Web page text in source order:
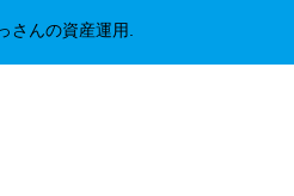
さんの資産運用.